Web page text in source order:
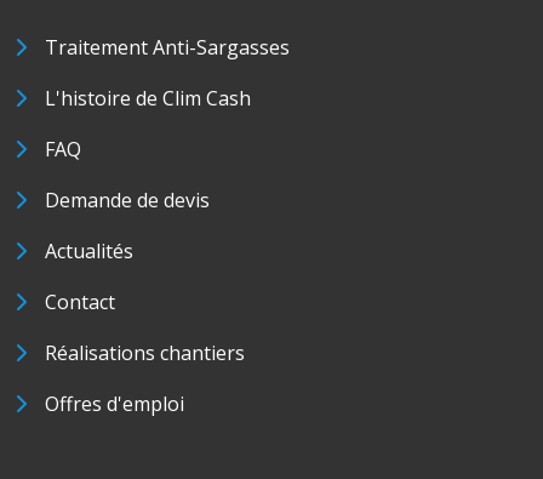
Traitement Anti-Sargasses
L'histoire de Clim Cash
FAQ
Demande de devis
Actualités
Contact
Réalisations chantiers
Offres d'emploi